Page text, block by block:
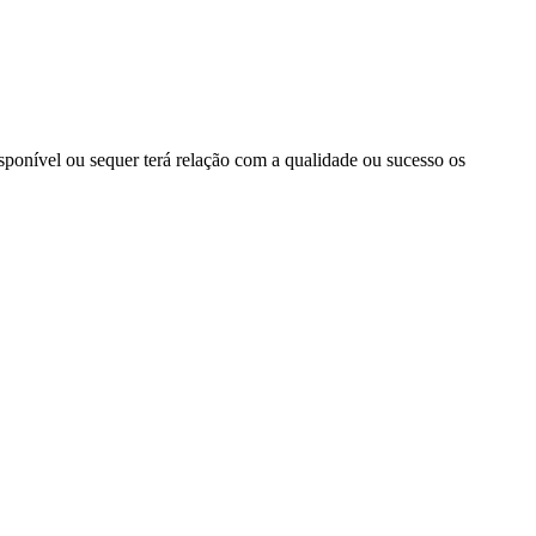
ou sequer terá relação com a qualidade ou sucesso os